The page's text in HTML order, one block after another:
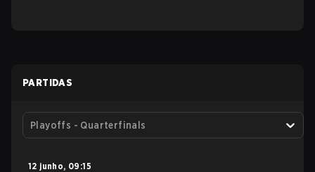
PARTIDAS
Playoffs - Quarterfinals
12 junho, 09:15